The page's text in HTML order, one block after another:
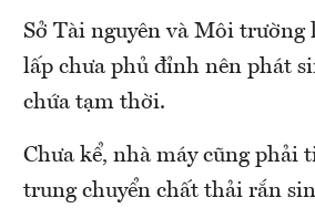
Sở Tài nguyên và Môi trường
lấp chưa phủ đỉnh nên phát
chứa tạm thời.
Chưa kể, nhà máy cũng phải
trung chuyển chất thải rắn